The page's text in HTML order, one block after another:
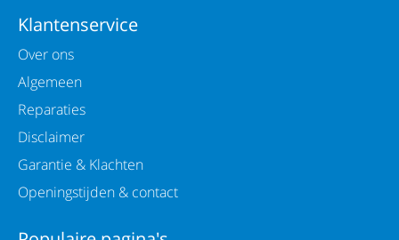
Klantenservice
Over ons
Algemeen
Reparaties
Disclaimer
Garantie & Klachten
Openingstijden & contact